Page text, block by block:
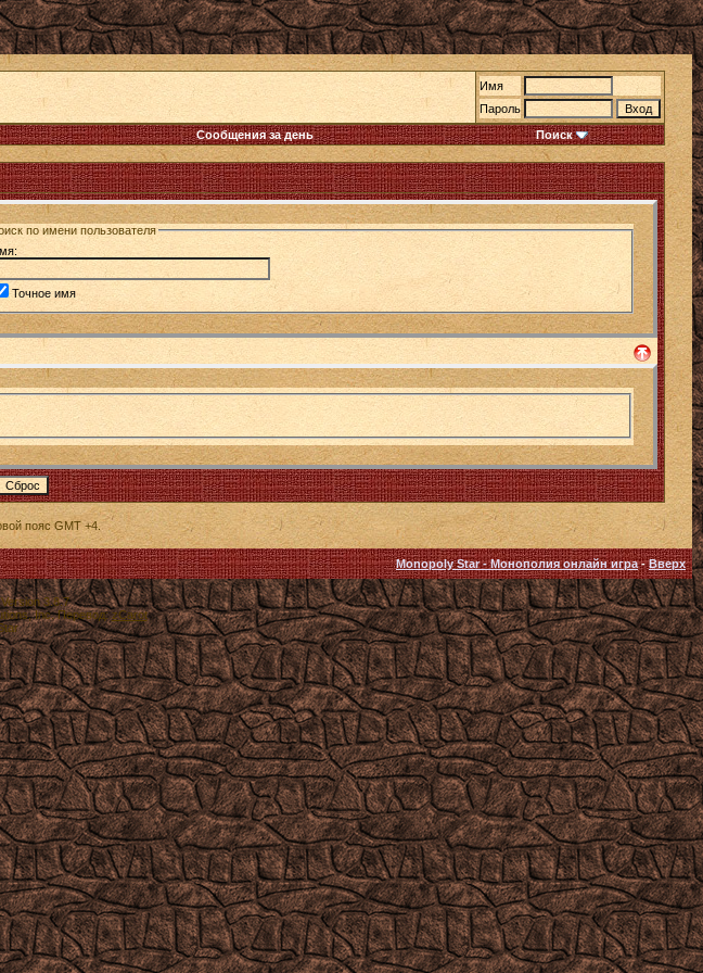
Имя
Пароль
Сообщения за день Поиск
по имени пользователя
Точное имя
пояс GMT +4.
Monopoly Star - Монополия онлайн игра-Вверх
3.8.7
Inc. Перевод:zCarot